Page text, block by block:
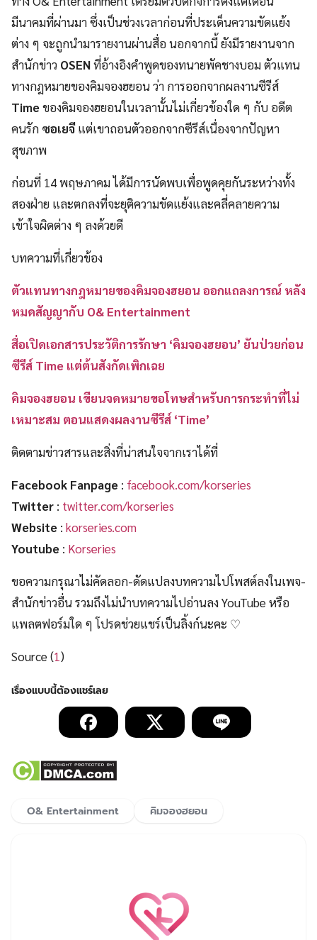
มีนาคมที่ผ่านมา ซึ่งเป็นช่วงเวลาก่อนที่ประเด็นความขัดแย้ง
ต่าง ๆ จะถูกนำมารายงานผ่านสื่อ นอกจากนี้ ยังมีรายงานจาก
สำนักข่าว OSENที่อ้างอิงคำพูดของทนายพัคชางบอม ตัวแทน
ทางกฎหมายของคิมจองฮยอน ว่า การออกจากผลงานซีรีส์
Timeของคิมจองฮยอนในเวลานั้นไม่เกี่ยวข้องใด ๆ กับ อดีต
คนรัก ซอเยจีแต่เขาถอนตัวออกจากซีรีส์เนื่องจากปัญหา
สุขภาพ
ก่อนที่ 14 พฤษภาคม ได้มีการนัดพบเพื่อพูดคุยกันระหว่างทั้ง
สองฝ่าย และตกลงที่จะยุติความขัดแย้งและคลี่คลายความ
เข้าใจผิดต่าง ๆ ลงด้วยดี
บทความที่เกี่ยวข้อง
ตัวแทนทางกฎหมายของคิมจองฮยอน ออกแถลงการณ์ หลัง
หมดสัญญากับ O& Entertainment
สื่อเปิดเอกสารประวัติการรักษา ‘คิมจองฮยอน’ ยันป่วยก่อน
ซีรีส์ Time แต่ต้นสังกัดเพิกเฉย
คิมจองฮยอน เขียนจดหมายขอโทษสำหรับการกระทำที่ไม่
เหมาะสม ตอนแสดงผลงานซีรีส์ ‘Time’
ติดตามข่าวสารและสิ่งที่น่าสนใจจากเราได้ที่
Facebook Fanpage : facebook.com/korseries
Twitter : twitter.com/korseries
Website : korseries.com
Youtube : Korseries
ขอความกรุณาไม่คัดลอก-ดัดแปลงบทความไปโพสต์ลงในเพจ-
สำนักข่าวอื่น รวมถึงไม่นำบทความไปอ่านลง YouTube หรือ
แพลตฟอร์มใด ๆ โปรดช่วยแชร์เป็นลิ้งก์นะคะ ♡
Source (1)
O& Entertainment คิมจองฮยอน